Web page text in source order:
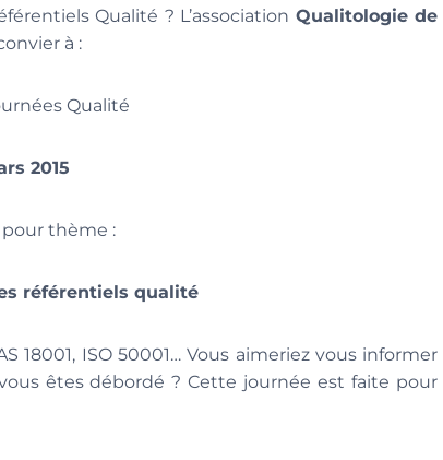
Qualité ? L’association Qualitologie de
à :
Qualité
2015
thème :
référentiels qualité
18001, ISO 50001… Vous aimeriez vous informer
êtes débordé ? Cette journée est faite pour